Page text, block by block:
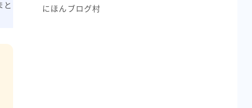
と
にほんブログ村